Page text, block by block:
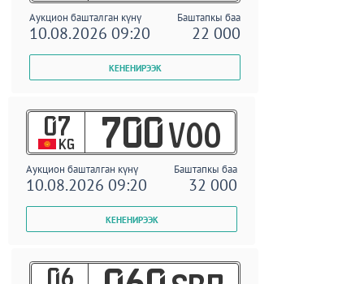
Аукцион башталган күнү Баштапкы баа
10.08.2026 09:20 22 000
07
KG 700 VOO
Аукцион башталган күнү Баштапкы баа
10.08.2026 09:20 32 000
06